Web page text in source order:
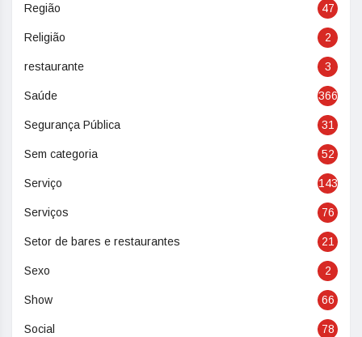
Região 47
Religião 2
restaurante 3
Saúde 366
Segurança Pública 31
Sem categoria 52
Serviço 143
Serviços 76
Setor de bares e restaurantes 21
Sexo 2
Show 66
Social 78